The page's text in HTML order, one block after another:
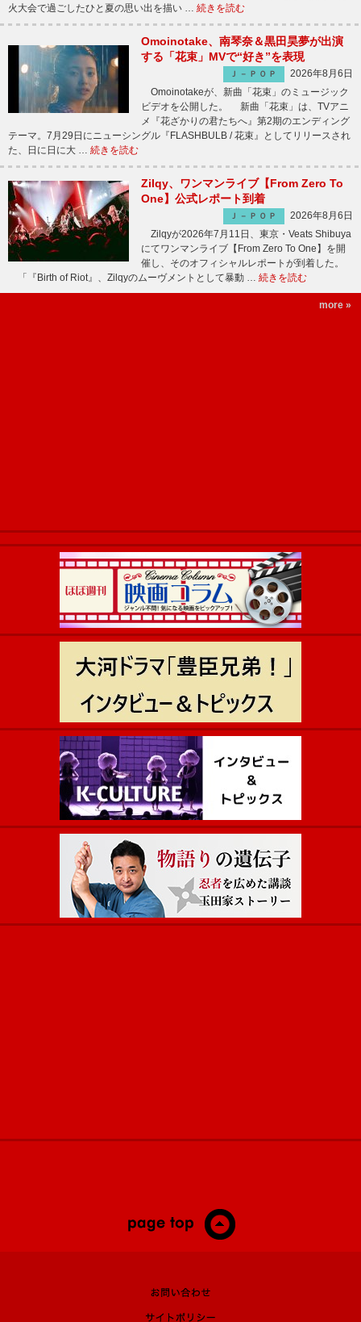
火大会で過ごしたひと夏の思い出を描い … 続きを読む
Omoinotake、南琴奈＆黒田昊夢が出演
する「花束」MVで“好き”を表現
Ｊ－ＰＯＰ
2026年8月6日
Omoinotakeが、新曲「花束」のミュージック
ビデオを公開した。 新曲「花束」は、TVアニ
メ『花ざかりの君たちへ』第2期のエンディング
テーマ。7月29日にニューシングル『FLASHBULB / 花束』としてリリースされ
た、日に日に大 … 続きを読む
Zilqy、ワンマンライブ【From Zero To
One】公式レポート到着
Ｊ－ＰＯＰ
2026年8月6日
Zilqyが2026年7月11日、東京・Veats Shibuya
にてワンマンライブ【From Zero To One】を開
催し、そのオフィシャルレポートが到着した。
「『Birth of Riot』、Zilqyのムーヴメントとして暴動 … 続きを読む
more »